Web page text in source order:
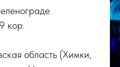
кор.
область (Химки,